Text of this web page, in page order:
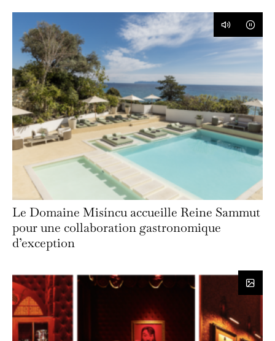
Le Domaine Misíncu accueille Reine Sammut
pour une collaboration gastronomique
d’exception